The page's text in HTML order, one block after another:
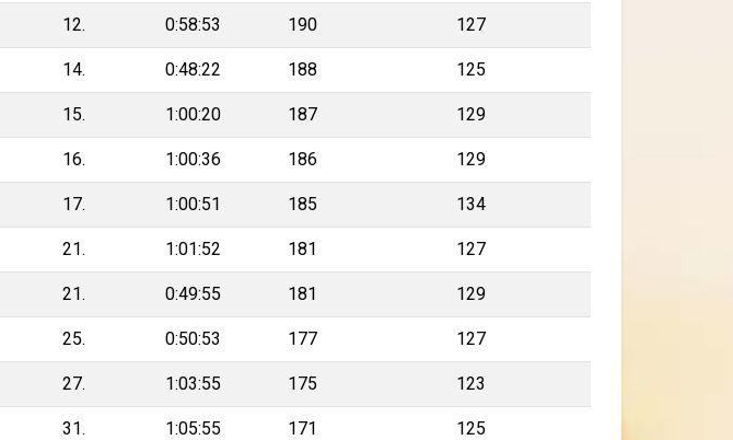
12. 0:58:53 190 127
14. 0:48:22 188 125
15. 1:00:20 187 129
16. 1:00:36 186 129
17. 1:00:51 185 134
21. 1:01:52 181 127
21. 0:49:55 181 129
25. 0:50:53 177 127
27. 1:03:55 175 123
31. 1:05:55 171 125